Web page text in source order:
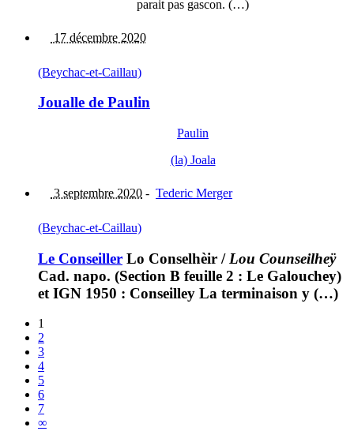
parait pas gascon. (…)
17 décembre 2020
(Beychac-et-Caillau)
Joualle de Paulin
Paulin
(la) Joala
3 septembre 2020 - Tederic Merger
(Beychac-et-Caillau)
Le Conseiller Lo Conselhèir / Lou Counseilheÿ
Cad. napo. (Section B feuille 2 : Le Galouchey)
et IGN 1950 : Conseilley La terminaison y (…)
1
2
3
4
5
6
7
∞